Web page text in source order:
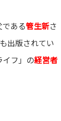
である管生新さ
出版されてい
イフ」の経営者